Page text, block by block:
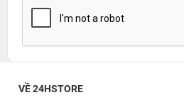
VỀ 24HSTORE